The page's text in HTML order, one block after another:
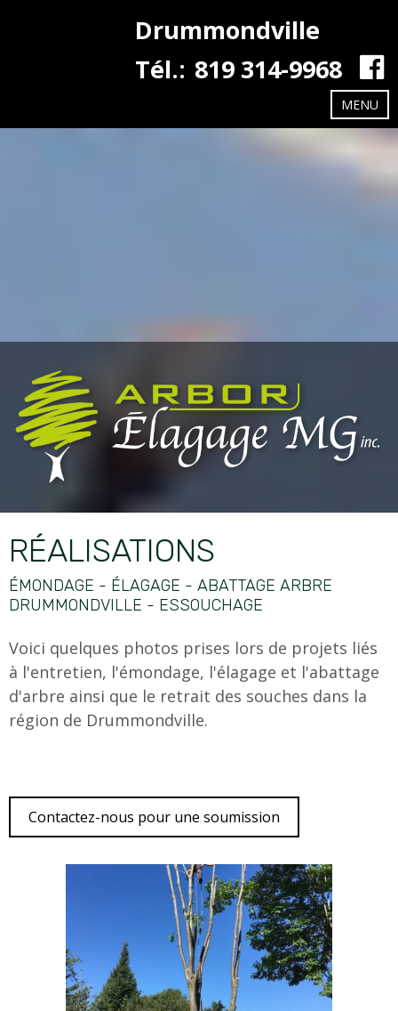
Drummondville
Tél.: 819 314-9968
MENU
RÉALISATIONS
ÉMONDAGE - ÉLAGAGE - ABATTAGE ARBRE
DRUMMONDVILLE - ESSOUCHAGE
Voici quelques photos prises lors de projets liés
à l'entretien, l'émondage, l'élagage et l'abattage
d'arbre ainsi que le retrait des souches dans la
région de Drummondville.
Contactez-nous pour une soumission